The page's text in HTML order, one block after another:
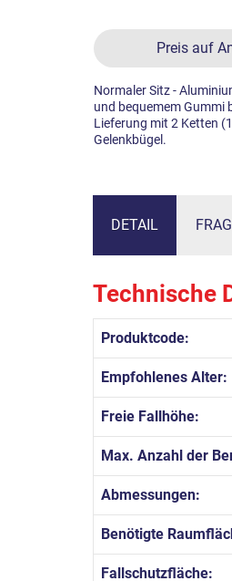
Preis auf
Normaler Sitz -
und bequemem Gummi
Lieferung mit 2 Ketten
Gelenkbügel.
DETAIL
Technische
Produktcode:
Empfohlenes Alter:
Freie Fallhöhe:
Max. Anzahl der
Abmessungen:
Benötigte
Fallschutzfläche: